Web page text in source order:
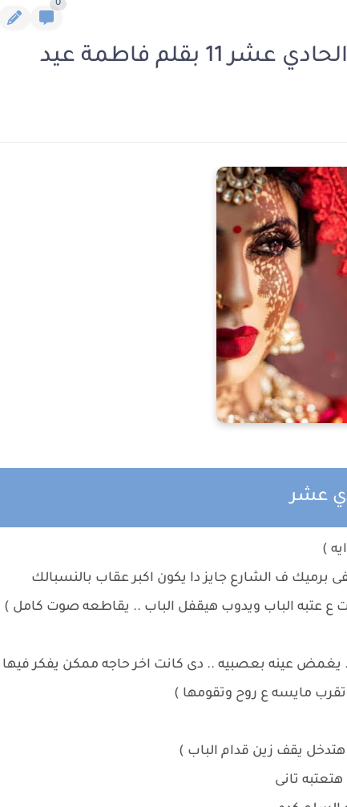
0
بقلم فاطمة عيد
عشر
)
ف الشارع جايز دا يكون اكبر عقاب بالنسبالك
ع عتبه الباب ويدوب هيقفل الباب .. يقاطعه صوت كامل )
عينه بعصبيه .. دى كانت اخر حاجه ممكن يفكر فيها
مايسه ع روح وتقومها )
يقف زين قدام الباب )
تانى